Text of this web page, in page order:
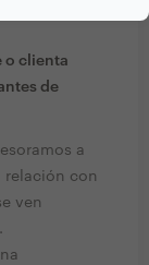
o clienta
de
a
relación con
ven